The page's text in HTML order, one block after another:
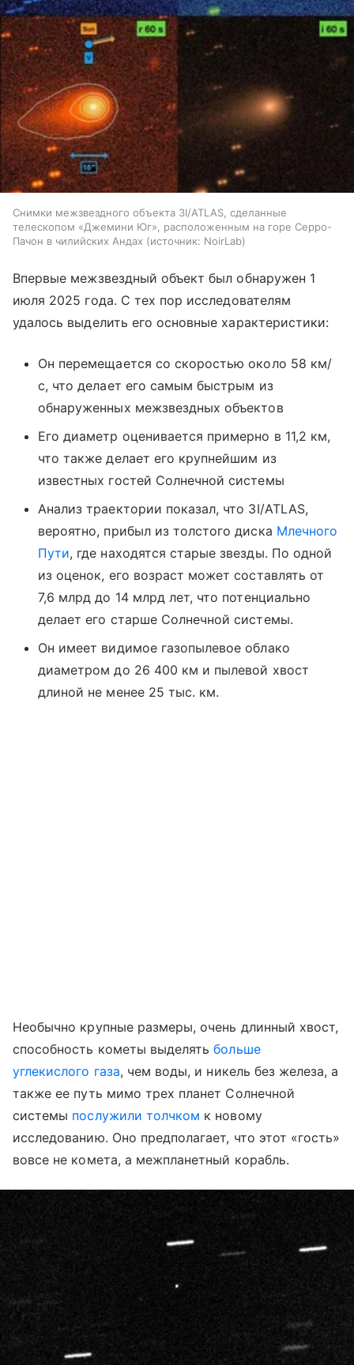
Снимки межзвездного объекта 3I/ATLAS, сделанные
телескопом «Джемини Юг», расположенным на горе Серро-
Пачон в чилийских Андах
источник: NoirLab
Впервые межзвездный объект был обнаружен 1
июля 2025 года. С тех пор исследователям
удалось выделить его основные характеристики:
Он перемещается со скоростью около 58 км/
с, что делает его самым быстрым из
обнаруженных межзвездных объектов
Его диаметр оценивается примерно в 11,2 км,
что также делает его крупнейшим из
известных гостей Солнечной системы
Анализ траектории показал, что 3I/ATLAS,
вероятно, прибыл из толстого диска Млечного
Пути, где находятся старые звезды. По одной
из оценок, его возраст может составлять от
7,6 млрд до 14 млрд лет, что потенциально
делает его старше Солнечной системы.
Он имеет видимое газопылевое облако
диаметром до 26 400 км и пылевой хвост
длиной не менее 25 тыс. км.
Необычно крупные размеры, очень длинный хвост,
способность кометы выделятьбольше
углекислого газа, чем воды, и никель без железа, а
также ее путь мимо трех планет Солнечной
системы послужили толчком к новому
исследованию. Оно предполагает, что этот «гость»
вовсе не комета, а межпланетный корабль.